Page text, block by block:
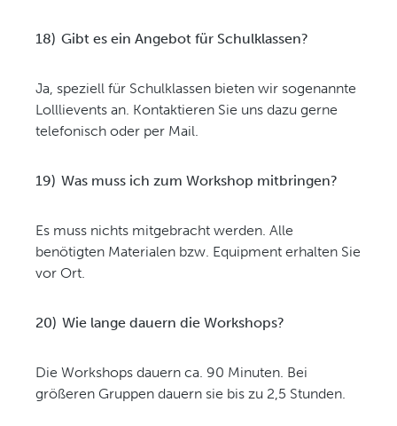
18) Gibt es ein Angebot für Schulklassen?
Ja, speziell für Schulklassen bieten wir sogenannte
Lolllievents an. Kontaktieren Sie uns dazu gerne
telefonisch oder per Mail.
19) Was muss ich zum Workshop mitbringen?
Es muss nichts mitgebracht werden. Alle
benötigten Materialen bzw. Equipment erhalten Sie
vor Ort.
20) Wie lange dauern die Workshops?
Die Workshops dauern ca. 90 Minuten. Bei
größeren Gruppen dauern sie bis zu 2,5 Stunden.